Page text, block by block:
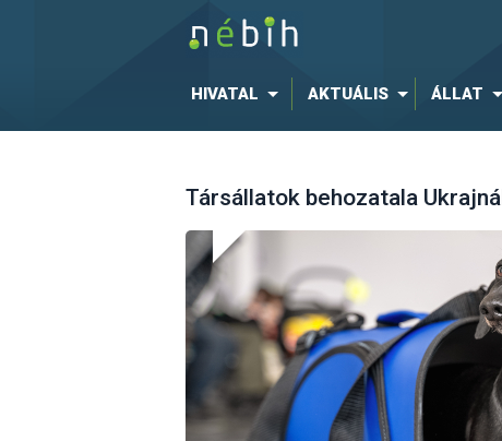
HIVATAL AKTUÁLIS ÁLLAT
Társállatok behozatala